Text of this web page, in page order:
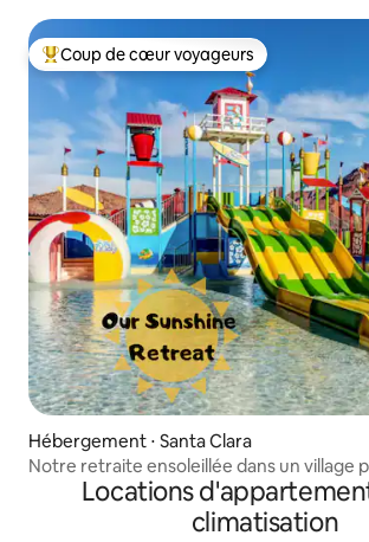
Coups de cœur voyageurs les plus
Coup de cœur voyageurs
Hébergement ⋅ Santa Clara
Notre retraite ensoleillée dans un village
Locations
climatisation